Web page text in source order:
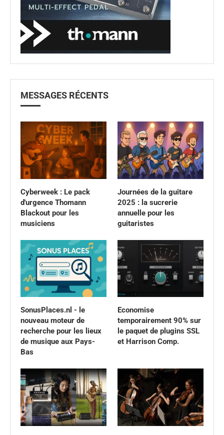
MESSAGES RÉCENTS
Cyberweek : Le pack
d'urgence Thomann
Blackout pour les
musiciens
Journées de la guitare
2025 : la sucrerie
annuelle pour les
guitaristes
SonusPlaces.nl - le
nouveau moteur de
recherche pour les lieux
de musique aux Pays-
Bas
Economise
temporairement 90% sur
le paquet de plugins SSL
et Harrison Comp.